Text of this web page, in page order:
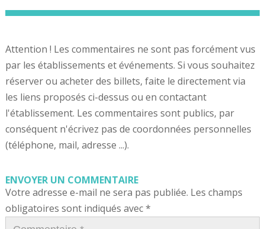
Attention ! Les commentaires ne sont pas forcément vus
par les établissements et événements. Si vous souhaitez
réserver ou acheter des billets, faite le directement via
les liens proposés ci-dessus ou en contactant
l'établissement. Les commentaires sont publics, par
conséquent n'écrivez pas de coordonnées personnelles
(téléphone, mail, adresse ...).
ENVOYER UN COMMENTAIRE
Votre adresse e-mail ne sera pas publiée. Les champs
obligatoires sont indiqués avec*